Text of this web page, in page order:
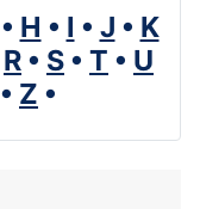
• H • I • J • K
R • S • T • U
• Z •